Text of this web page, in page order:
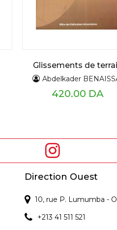
Glissements de
Abdelkader
420.00 DA
Direction Ouest
10, rue P. Lumumba -
+213 41 511 521